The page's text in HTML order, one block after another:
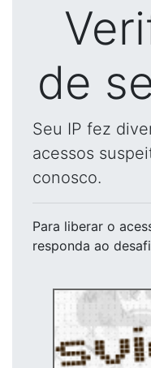
de
Seu IP fez
acessos
conosco.
Para liberar o
responda ao